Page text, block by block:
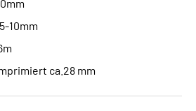
10mm
ca.28 mm